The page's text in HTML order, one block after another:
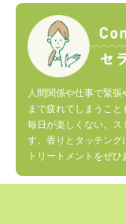
人間関係や仕事で緊
まで疲れてしまうこと
毎日が楽しくない。ス
す。香りとタッチング
トリートメントをぜひ